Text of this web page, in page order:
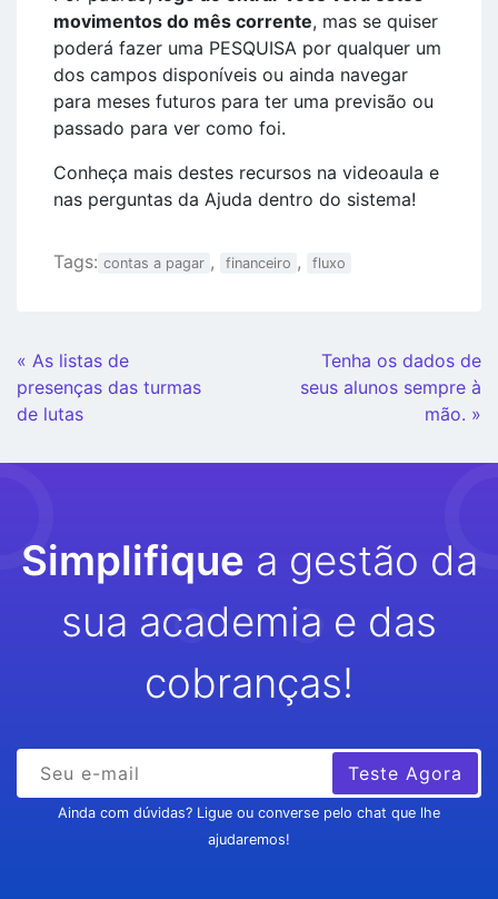
movimentos do mês corrente, mas se quiser
poderá fazer uma PESQUISA por qualquer um
dos campos disponíveis ou ainda navegar
para meses futuros para ter uma previsão ou
passado para ver como foi.
Conheça mais destes recursos na videoaula e
nas perguntas da Ajuda dentro do sistema!
Tags: contas a pagar , financeiro , fluxo
Continue
Lendo
« As listas de
presenças das turmas
de lutas
Tenha os dados de
seus alunos sempre à
mão. »
Simplifique a gestão da
sua academia e das
cobranças!
Teste Agora
Ainda com dúvidas? Ligue ou converse pelo chat que lhe
ajudaremos!